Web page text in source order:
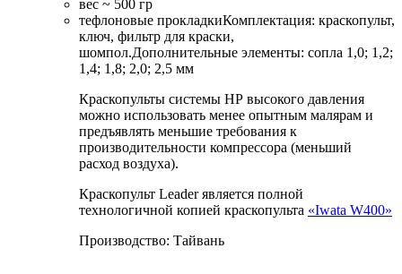
вес ~ 500 гр
тефлоновые прокладкиКомплектация: краскопульт,
ключ, фильтр для краски,
шомпол.Дополнительные элементы: сопла 1,0; 1,2;
1,4; 1,8; 2,0; 2,5 мм
Краскопульты системы НР высокого давления
можно использовать менее опытным малярам и
предъявлять меньшие требования к
производительности компрессора (меньший
расход воздуха).
Краскопульт Leader является полной
технологичной копией краскопульта «Iwata W400»
Производство: Тайвань